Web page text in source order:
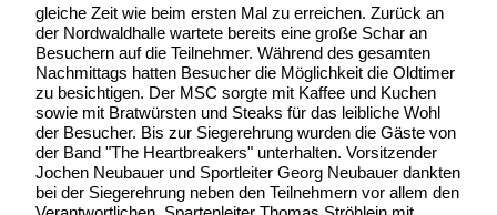
gleiche Zeit wie beim ersten Mal zu erreichen. Zurück an
der Nordwaldhalle wartete bereits eine große Schar an
Besuchern auf die Teilnehmer. Während des gesamten
Nachmittags hatten Besucher die Möglichkeit die Oldtimer
zu besichtigen. Der MSC sorgte mit Kaffee und Kuchen
sowie mit Bratwürsten und Steaks für das leibliche Wohl
der Besucher. Bis zur Siegerehrung wurden die Gäste von
der Band "The Heartbreakers" unterhalten. Vorsitzender
Jochen Neubauer und Sportleiter Georg Neubauer dankten
bei der Siegerehrung neben den Teilnehmern vor allem den